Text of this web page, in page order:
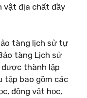
vật địa chất đầy
tàng lịch sử tự
tàng Lịch sử
được thành lập
tập bao gồm các
động vật học,